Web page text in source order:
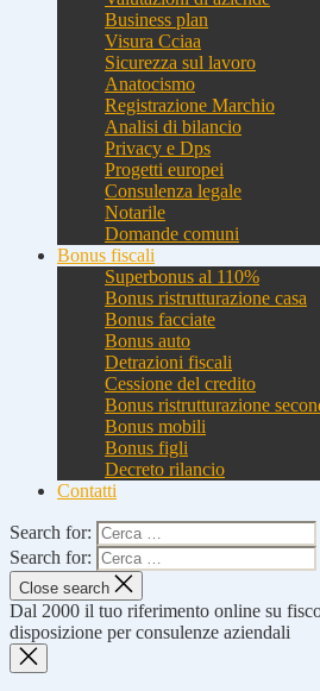
Business plan
Visura Cciaa
Sicurezza sul lavoro
Anatocismo
Registrazione Marchio
Analisi di bilancio
Privacy e Dps
Progetti europei
Consulenza legale
Notarile
Domande comuni
Bonus fiscali
Superbonus al 110%
Bonus ristrutturazione casa
Bonus facciate
Bonus auto
Detrazioni fiscali
Cessione del credito
Bonus ristrutturazione
Bonus mobili
Bonus figli
Decreto rilancio
Contatti
Search for:
Search for:
Close search
Dal 2000 il tuo riferimento online su fisco
disposizione per consulenze aziendali